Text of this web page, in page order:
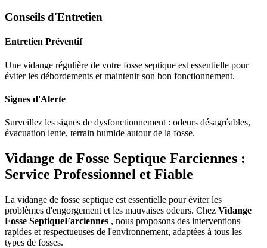
Conseils d'Entretien
Entretien Préventif
Une vidange régulière de votre fosse septique est essentielle pour
éviter les débordements et maintenir son bon fonctionnement.
Signes d'Alerte
Surveillez les signes de dysfonctionnement : odeurs désagréables,
évacuation lente, terrain humide autour de la fosse.
Vidange de Fosse Septique Farciennes :
Service Professionnel et Fiable
La vidange de fosse septique est essentielle pour éviter les
problèmes d'engorgement et les mauvaises odeurs. Chez Vidange
Fosse SeptiqueFarciennes , nous proposons des interventions
rapides et respectueuses de l'environnement, adaptées à tous les
types de fosses.